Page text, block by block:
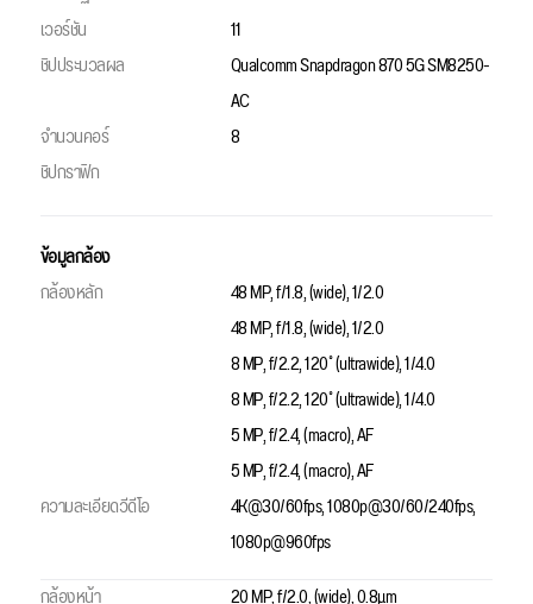
เวอร์ชัน
11
ชิปประมวลผล
Qualcomm Snapdragon 870 5G SM8250-
AC
จำนวนคอร์
8
ชิปกราฟิก
ข้อมูลกล้อง
กล้องหลัก
48 MP, f/1.8, (wide), 1/2.0
48 MP, f/1.8, (wide), 1/2.0
8 MP, f/2.2, 120˚ (ultrawide), 1/4.0
8 MP, f/2.2, 120˚ (ultrawide), 1/4.0
5 MP, f/2.4, (macro), AF
5 MP, f/2.4, (macro), AF
ความละเอียดวีดีโอ
4K@30/60fps, 1080p@30/60/240fps,
1080p@960fps